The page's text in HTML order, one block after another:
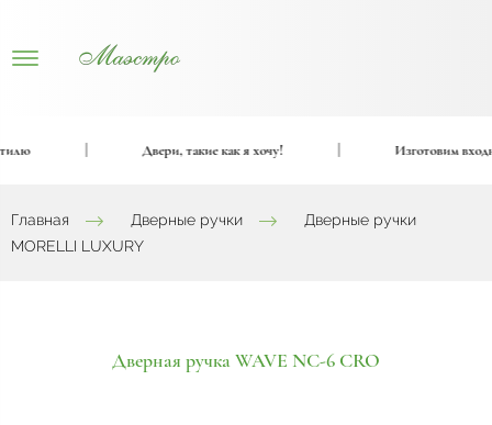
Двери, такие как я хочу! Изготовим
Главная Дверные ручки
Дверные ручки
MORELLI LUXURY
Дверная ручка WAVE NC-6 CRO